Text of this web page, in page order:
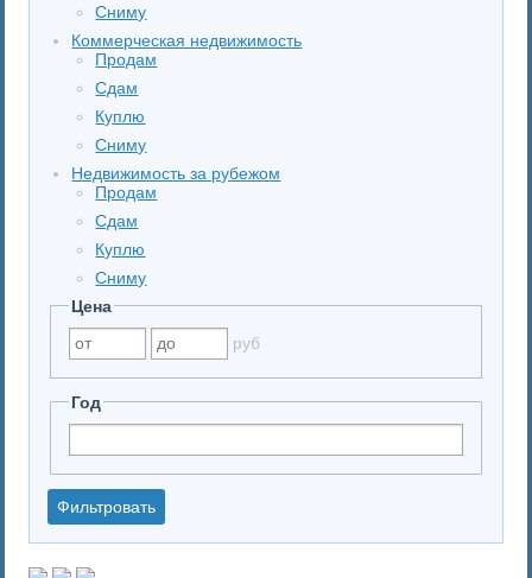
Сниму
Коммерческая недвижимость
Продам
Сдам
Куплю
Сниму
Недвижимость за рубежом
Продам
Сдам
Куплю
Сниму
Цена
руб
Год